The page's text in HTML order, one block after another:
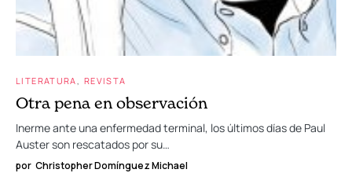
LITERATURA REVISTA
Otra pena en observación
Inerme ante una enfermedad terminal, los últimos días de Paul
Auster son rescatados por su…
por Christopher Domínguez Michael